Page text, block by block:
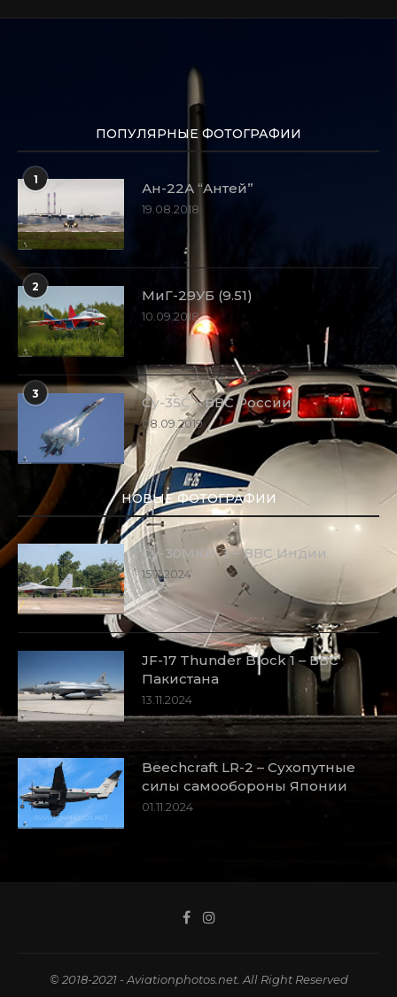
ПОПУЛЯРНЫЕ ФОТОГРАФИИ
1
Ан-22А “Антей”
19.08.2018
2
МиГ-29УБ (9.51)
10.09.2018
3
Су-35С – ВВС России
08.09.2019
НОВЫЕ ФОТОГРАФИИ
Су-30МКИ-3 – ВВС Индии
15.11.2024
JF-17 Thunder Block 1 – ВВС
Пакистана
13.11.2024
Beechcraft LR-2 – Сухопутные
силы самообороны Японии
01.11.2024
© 2018-2021 - Aviationphotos.net. All Right Reserved